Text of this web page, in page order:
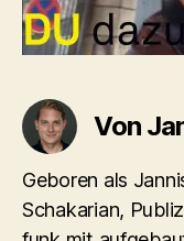
Von
Geboren als
Schakarian,